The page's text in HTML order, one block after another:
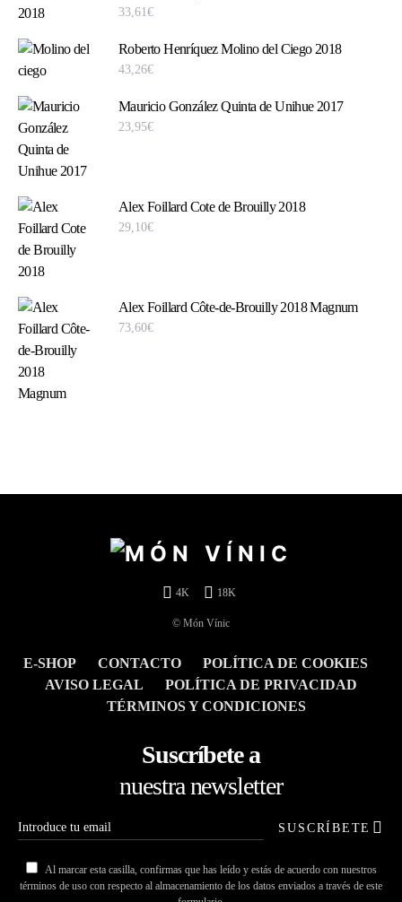
33,61€
Roberto Henríquez Molino del Ciego 2018
43,26€
Mauricio González Quinta de Unihue 2017
23,95€
Alex Foillard Cote de Brouilly 2018
29,10€
Alex Foillard Côte-de-Brouilly 2018 Magnum
73,60€
4K 18K
© Món Vínic
E-SHOP CONTACTO
POLÍTICA DE COOKIES
AVISO LEGAL
POLÍTICA DE PRIVACIDAD
TÉRMINOS Y CONDICIONES
Suscríbete a
nuestra newsletter
SUSCRÍBETE
Al marcar esta casilla, confirmas que has leído y estás de acuerdo con nuestros
términos de uso con respecto al almacenamiento de los datos enviados a través de este